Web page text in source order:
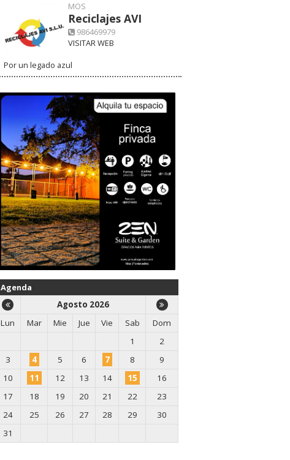
MOS
Reciclajes AVI
986469979
VISITAR WEB
Por un legado azul
Agenda
Agosto 2026
Lun
Mar Mie Jue Vie Sab
Dom
1
2
3
4 5 6 7 8
9
10
11 12 13 14 15
16
17
18 19 20 21 22
23
24
25 26 27 28 29
30
31